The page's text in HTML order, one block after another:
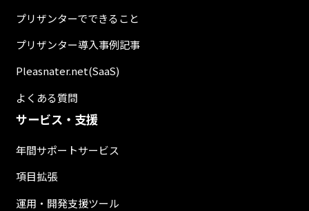
プリザンターでできること
プリザンター導入事例記事
Pleasnater.net(SaaS)
よくある質問
サービス・支援
年間サポートサービス
項目拡張
運用・開発支援ツール